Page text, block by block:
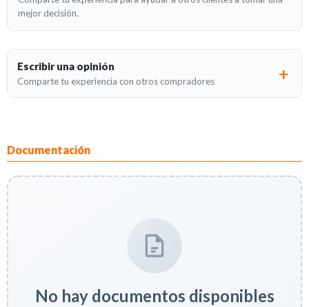
mejor decisión.
Escribir una opinión
Comparte tu experiencia con otros compradores
Documentación
No hay documentos disponibles